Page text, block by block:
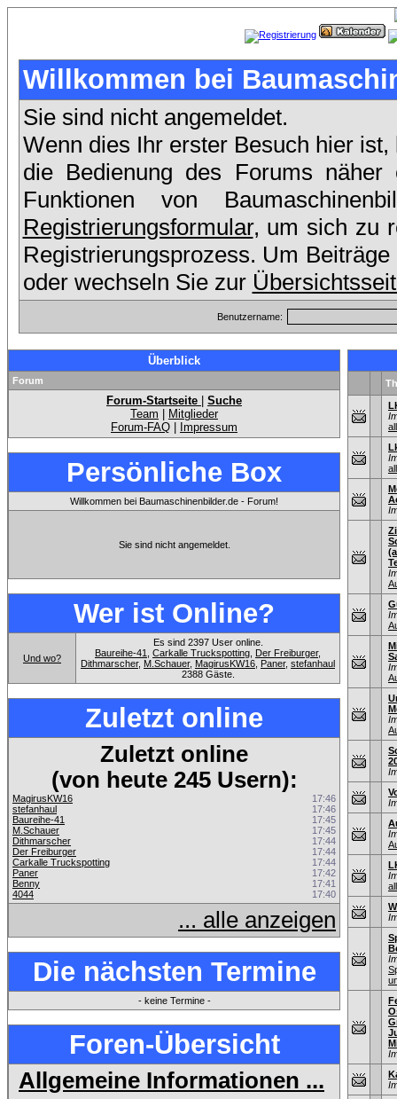
Willkommen bei
Sie sind nicht angemeldet.
Wenn dies Ihr erster Besuch hier
die Bedienung des Forums
Funktionen von
Registrierungsformular, um sich zu
Registrierungsprozess. Um
oder wechseln Sie zur
Benutzername:
Überblick
Forum
Forum-Startseite
Suche
Team
Mitglieder
Forum-FAQ
Impressum
Persönliche Box
Willkommen bei Baumaschinenbilder.de - Forum!
Sie sind nicht angemeldet.
Wer ist Online?
Und wo?
Es sind 2397 User online.
Baureihe-41
Carkalle Truckspotting Der Freiburger,
Dithmarscher, M.Schauer, MagirusKW16 Paner, stefanhaul
2388 Gäste.
Zuletzt online
Zuletzt online
(von heute 245 Usern):
MagirusKW16
17:46
stefanhaul
17:46
Baureihe-41
17:45
M.Schauer
17:45
Dithmarscher
17:44
Der Freiburger
17:44
Carkalle Truckspotting
17:44
Paner
17:42
Benny
17:41
4044
17:40
... alle anzeigen
Die nächsten Termine
- keine Termine -
Foren-Übersicht
Allgemeine Informationen ...